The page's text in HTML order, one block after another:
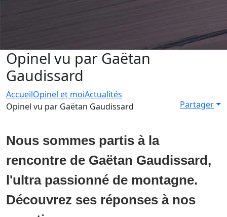
Opinel vu par Gaëtan
Gaudissard
AccueilOpinel et moiActualités
Opinel vu par Gaëtan Gaudissard
Partager
Nous sommes partis à la
rencontre de Gaëtan Gaudissard,
l'ultra passionné de montagne.
Découvrez ses réponses à nos